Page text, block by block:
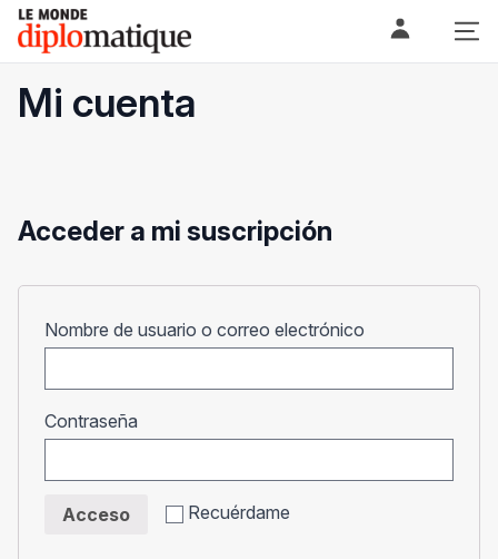
Skip
content
Le monde diplomatique
Mi cuenta
Acceder a mi suscripción
Nombre de usuario o correo electrónico
Contraseña
Recuérdame
Acceso